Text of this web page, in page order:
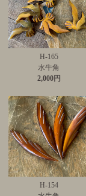
H-165
水牛角
2,000円
H-154